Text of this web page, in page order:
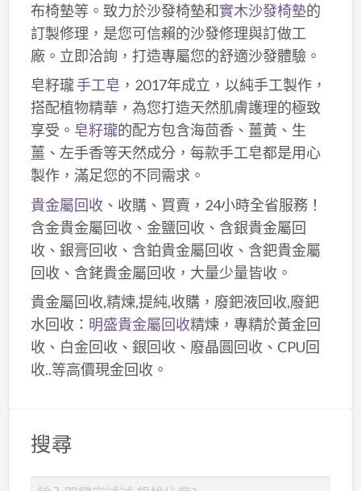
布椅墊等。致力於沙發椅墊和實木沙發椅墊的
訂製修理，是您可信賴的沙發修理與訂做工
廠。立即洽詢，打造專屬您的舒適沙發體驗。
皂籽瓏手工皂 ，2017年成立，以純手工製作，
搭配植物精華，為您打造天然肌膚護理的極致
享受。 皂籽瓏的配方包含海茴香、薑黃、生
薑、左手香等天然成分，每款手工皂都是用心
製作，滿足您的不同需求。
貴金屬回收、收購、買賣，24小時全省服務！
含金貴金屬回收、金鹽回收、含銀貴金屬回
收、銀膏回收、含鉑貴金屬回收、含鈀貴金屬
回收、含銠貴金屬回收，大量少量皆收。
貴金屬回收,精煉,提純,收購，廢鈀液回收,廢鈀
水回收： 明盛貴金屬回收精煉，專精於黃金回
收、白金回收、銀回收、廢晶圓回收、CPU回
收..等高價現金回收。
搜尋